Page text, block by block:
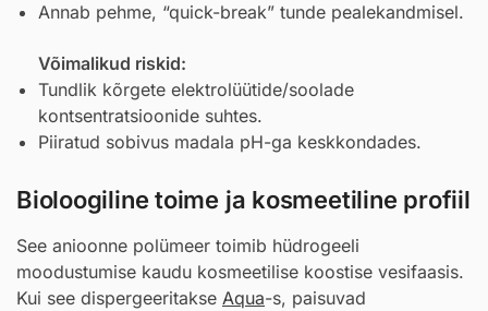
Annab pehme, “quick-break” tunde pealekandmisel.
Võimalikud riskid:
Tundlik kõrgete elektrolüütide/soolade
kontsentratsioonide suhtes.
Piiratud sobivus madala pH-ga keskkondades.
Bioloogiline toime ja kosmeetiline profiil
See anioonne polümeer toimib hüdrogeeli
moodustumise kaudu kosmeetilise koostise vesifaasis.
Kui see dispergeeritakse Aqua-s, paisuvad